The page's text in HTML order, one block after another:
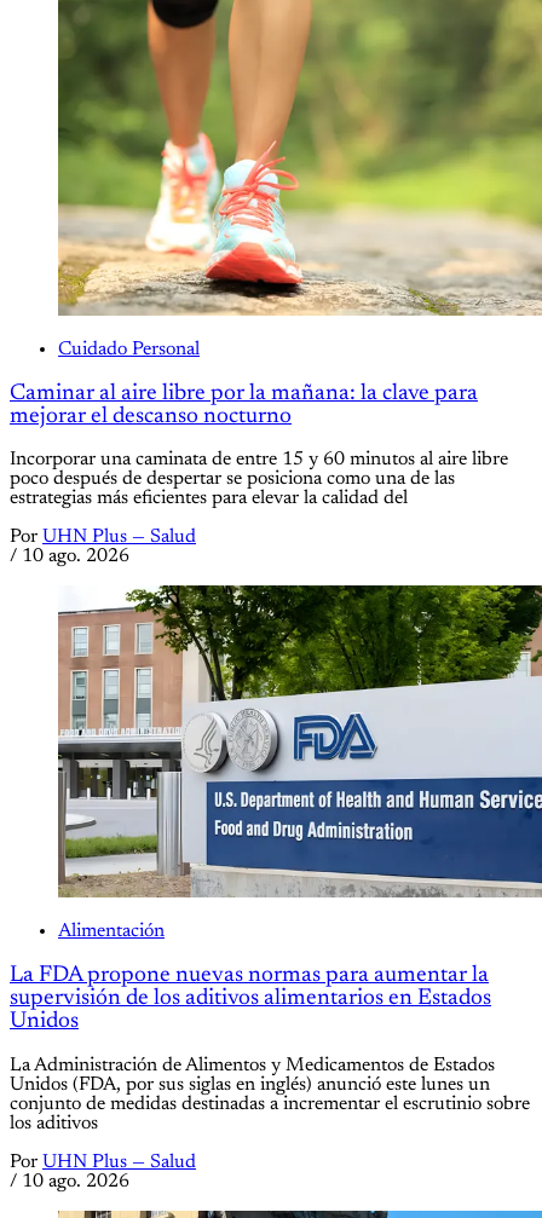
Cuidado Personal
Caminar al aire libre por la mañana: la clave para
mejorar el descanso nocturno
Incorporar una caminata de entre 15 y 60 minutos al aire libre
poco después de despertar se posiciona como una de las
estrategias más eficientes para elevar la calidad del
Por UHN Plus — Salud
/ 10 ago. 2026
Alimentación
La FDA propone nuevas normas para aumentar la
supervisión de los aditivos alimentarios en Estados
Unidos
La Administración de Alimentos y Medicamentos de Estados
Unidos (FDA, por sus siglas en inglés) anunció este lunes un
conjunto de medidas destinadas a incrementar el escrutinio sobre
los aditivos
Por UHN Plus — Salud
/ 10 ago. 2026